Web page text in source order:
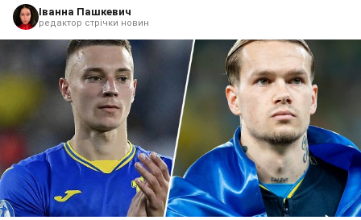
Іванна Пашкевич
редактор стрічки новин